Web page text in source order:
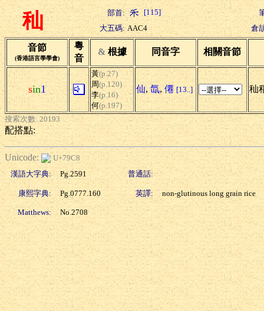
秈 部首: [115]
大五碼: AAC4 倉
音節
(香港語言學學會)
粵
音
& 根據 同音字 相關音節
sin1
黃(p.27)
周(p.120)
李(p.16)
何(p.197)
仙, 氙, 僊 [13..] 秈
搜索次數: 20193
配搭點:
Unicode:
U+79C8
漢語大字典:
Pg.2591 普通話:
康熙字典: Pg.0777.160 英譯: non-glutinous long grain rice
Matthews: No.2708